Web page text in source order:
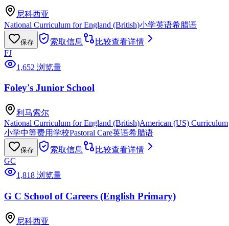
尼科西亚
National Curriculum for England (British)小学英语希腊语
保存 索取信息 比较查看详情
FJ
1,652 浏览量
Foley's Junior School
利马索尔
National Curriculum for England (British)American (US) Curriculum
小学中等费用学校Pastoral Care英语希腊语
保存 索取信息 比较查看详情
GC
1,818 浏览量
G C School of Careers (English Primary)
尼科西亚